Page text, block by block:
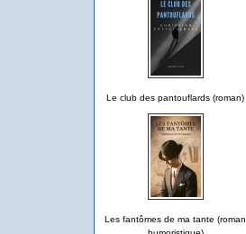
Le club des pantouflards (roman)
Les fantômes de ma tante (roman